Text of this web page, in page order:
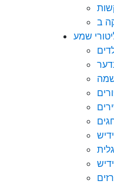
שמע